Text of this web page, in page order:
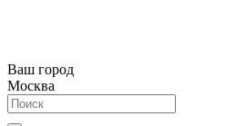
Ваш город
Москва